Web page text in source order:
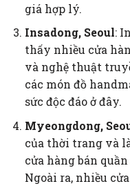
giá hợp lý.
Insadong, Seoul:
thấy nhiều cửa
và nghệ thuật
các món đồ
sức độc đáo ở đây.
Myeongdong,
của thời trang và
cửa hàng bán
Ngoài ra, nhiều